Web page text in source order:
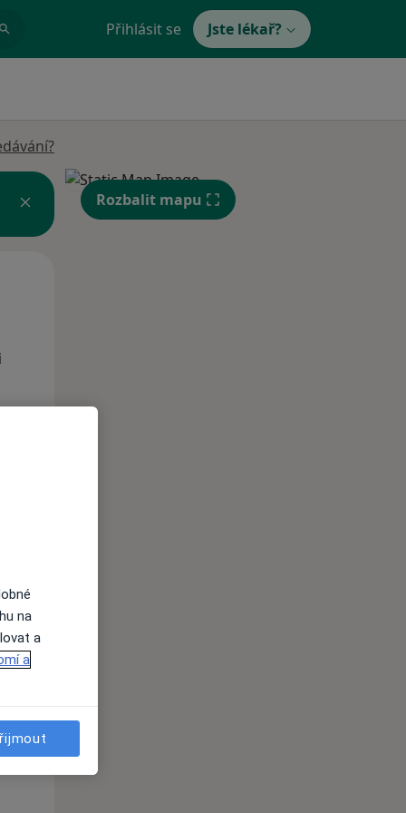
Přihlásit se Jste lékař?
Rozbalit mapu
na
a
a